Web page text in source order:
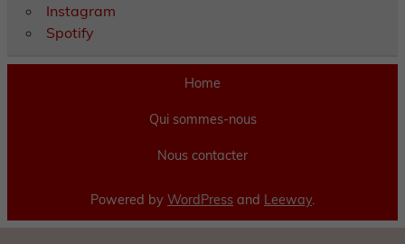
Instagram
Spotify
Home
Qui sommes-nous
Nous contacter
Powered by WordPress and Leeway.